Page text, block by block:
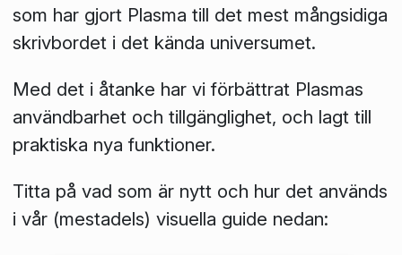
som har gjort Plasma till det mest mångsidiga
skrivbordet i det kända universumet.
Med det i åtanke har vi förbättrat Plasmas
användbarhet och tillgänglighet, och lagt till
praktiska nya funktioner.
Titta på vad som är nytt och hur det används
i vår (mestadels) visuella guide nedan: